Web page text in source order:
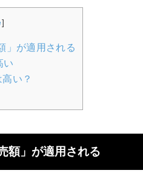
]
」が適用される
い
い？
額」が適用される